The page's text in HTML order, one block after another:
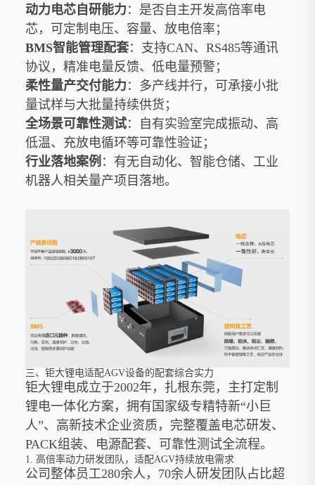
动力电芯自研能力 ：是否自主开发高倍率电
芯，可定制电压、容量、放电倍率；
BMS智能管理配套：支持CAN、RS485等通讯
协议，精准电量反馈、低电量预警；
柔性量产交付能力 ：多产线并行，可承接小批
量试样与大批量持续供货；
全场景可靠性测试：自有实验室完成振动、高
低温、充放电循环等可靠性验证；
行业落地案例 ：有无自动化、智能仓储、工业
机器人相关量产项目落地。
三、钜大锂电适配AGV设备的配套综合实力
钜大锂电成立于2002年，扎根东莞，主打定制
锂电一体化方案，拥有国家级专精特新“小巨
人”、高新技术企业资质，完整覆盖电芯研发、
PACK组装、电源配套、可靠性测试全流程。
1. 高倍率动力研发团队，适配AGV持续放电需求
公司整体员工280余人，70余人研发团队占比超